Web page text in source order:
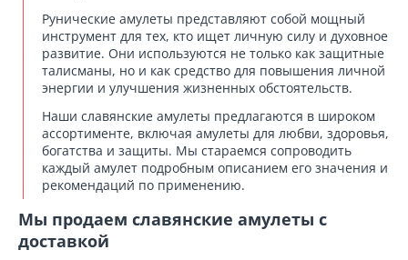
Рунические амулеты представляют собой мощный
инструмент для тех, кто ищет личную силу и духовное
развитие. Они используются не только как защитные
талисманы, но и как средство для повышения личной
энергии и улучшения жизненных обстоятельств.
Наши славянские амулеты предлагаются в широком
ассортименте, включая амулеты для любви, здоровья,
богатства и защиты. Мы стараемся сопроводить
каждый амулет подробным описанием его значения и
рекомендаций по применению.
Мы продаем славянские амулеты с
доставкой